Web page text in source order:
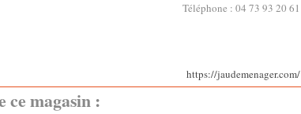
Téléphone : 04 73 93 20 61
https://jaudemenager.com/
ce magasin :